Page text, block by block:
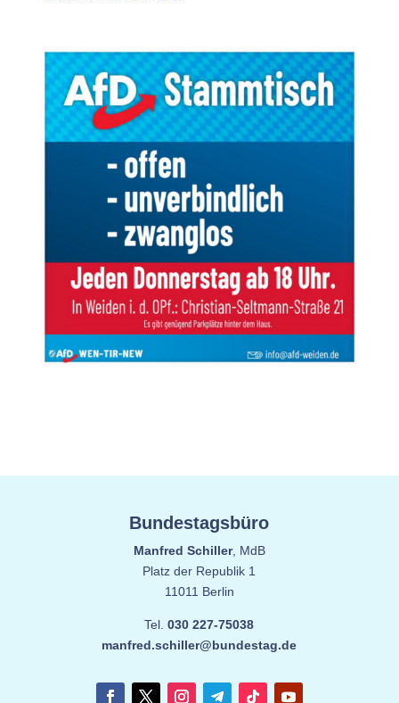
Bundestagsbüro
Manfred Schiller, MdB
Platz der Republik 1
11011 Berlin
Tel.030 227-75038
manfred.schiller@bundestag.de